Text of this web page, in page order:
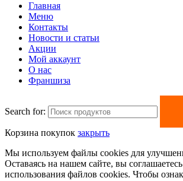
Главная
Меню
Контакты
Новости и статьи
Акции
Мой аккаунт
О нас
Франшиза
Search for:
Корзина покупок закрыть
Мы используем файлы cookies для
Оставаясь на нашем сайте, вы
использования файлов cookies. Чтобы